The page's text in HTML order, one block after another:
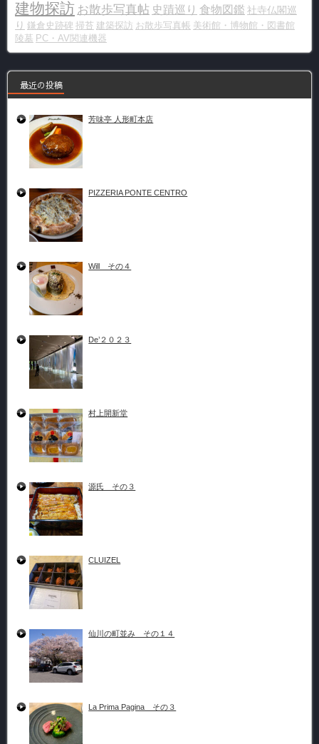
建物探訪 お散歩写真帖 史蹟巡り 食物図鑑 社寺仏閣巡
り 鎌倉史跡碑 掃苔 建築探訪 お散歩写真帳 美術館・博物館・図書館
陵墓 PC・AV関連機器
最近の投稿
芳味亭 人形町本店
PIZZERIA PONTE CENTRO
Will その４
De’２０２３
村上開新堂
源氏 その３
CLUIZEL
仙川の町並み その１４
La Prima Pagina その３